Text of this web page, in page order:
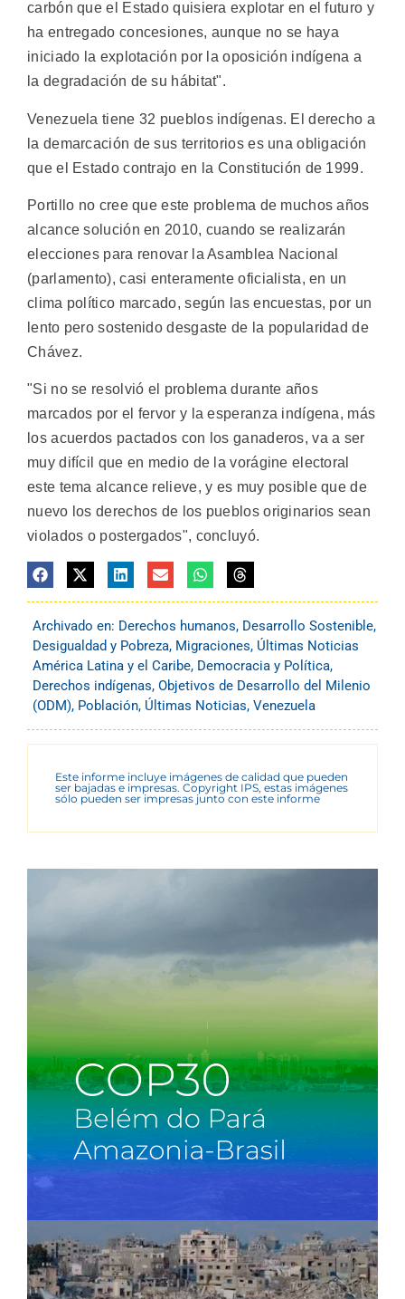
carbón que el Estado quisiera explotar en el futuro y
ha entregado concesiones, aunque no se haya
iniciado la explotación por la oposición indígena a
la degradación de su hábitat".
Venezuela tiene 32 pueblos indígenas. El derecho a
la demarcación de sus territorios es una obligación
que el Estado contrajo en la Constitución de 1999.
Portillo no cree que este problema de muchos años
alcance solución en 2010, cuando se realizarán
elecciones para renovar la Asamblea Nacional
(parlamento), casi enteramente oficialista, en un
clima político marcado, según las encuestas, por un
lento pero sostenido desgaste de la popularidad de
Chávez.
"Si no se resolvió el problema durante años
marcados por el fervor y la esperanza indígena, más
los acuerdos pactados con los ganaderos, va a ser
muy difícil que en medio de la vorágine electoral
este tema alcance relieve, y es muy posible que de
nuevo los derechos de los pueblos originarios sean
violados o postergados", concluyó.
Archivado en: Derechos humanos, Desarrollo Sostenible,
Desigualdad y Pobreza, Migraciones, Últimas Noticias
América Latina y el Caribe, Democracia y Política,
Derechos indígenas, Objetivos de Desarrollo del Milenio
(ODM), Población, Últimas Noticias, Venezuela
Este informe incluye imágenes de calidad que pueden
ser bajadas e impresas. Copyright IPS, estas imágenes
sólo pueden ser impresas junto con este informe